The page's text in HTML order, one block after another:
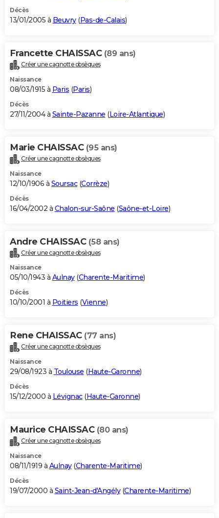
Décès
13/01/2005 à Beuvry(Pas-de-Calais)
Francette CHAISSAC (89 ans)
Créer une cagnotte obsèques
Naissance
08/03/1915 à Paris (Paris)
Décès
27/11/2004 à Sainte-Pazanne (Loire-Atlantique)
Marie CHAISSAC (95 ans)
Créer une cagnotte obsèques
Naissance
12/10/1906 à Soursac(Corrèze)
Décès
16/04/2002 à Chalon-sur-Saône (Saône-et-Loire)
Andre CHAISSAC (58 ans)
Créer une cagnotte obsèques
Naissance
05/10/1943 à Aulnay(Charente-Maritime)
Décès
10/10/2001 à Poitiers (Vienne)
Rene CHAISSAC (77 ans)
Créer une cagnotte obsèques
Naissance
29/08/1923 à Toulouse (Haute-Garonne)
Décès
15/12/2000 à Lévignac(Haute-Garonne)
Maurice CHAISSAC (80 ans)
Créer une cagnotte obsèques
Naissance
08/11/1919 à Aulnay(Charente-Maritime)
Décès
19/07/2000 à Saint-Jean-d'Angély(Charente-Maritime)